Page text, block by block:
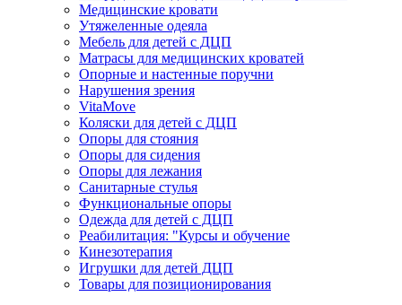
Медицинские кровати
Утяжеленные одеяла
Мебель для детей с ДЦП
Матрасы для медицинских кроватей
Опорные и настенные поручни
Нарушения зрения
VitaMove
Коляски для детей с ДЦП
Опоры для стояния
Опоры для сидения
Опоры для лежания
Санитарные стулья
Функциональные опоры
Одежда для детей с ДЦП
Реабилитация: "Курсы и обучение
Кинезотерапия
Игрушки для детей ДЦП
Товары для позиционирования